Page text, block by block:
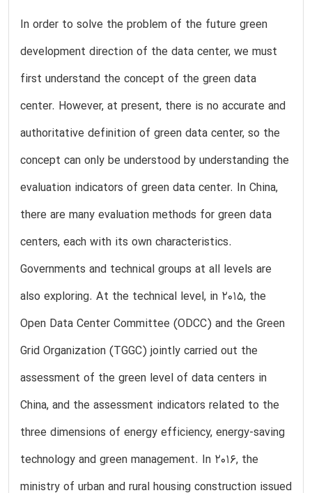
In order to solve the problem of the future green
development direction of the data center, we must
first understand the concept of the green data
center. However, at present, there is no accurate and
authoritative definition of green data center, so the
concept can only be understood by understanding the
evaluation indicators of green data center. In China,
there are many evaluation methods for green data
centers, each with its own characteristics.
Governments and technical groups at all levels are
also exploring. At the technical level, in 2015, the
Open Data Center Committee (ODCC) and the Green
Grid Organization (TGGC) jointly carried out the
assessment of the green level of data centers in
China, and the assessment indicators related to the
three dimensions of energy efficiency, energy-saving
technology and green management. In 2016, the
ministry of urban and rural housing construction issued